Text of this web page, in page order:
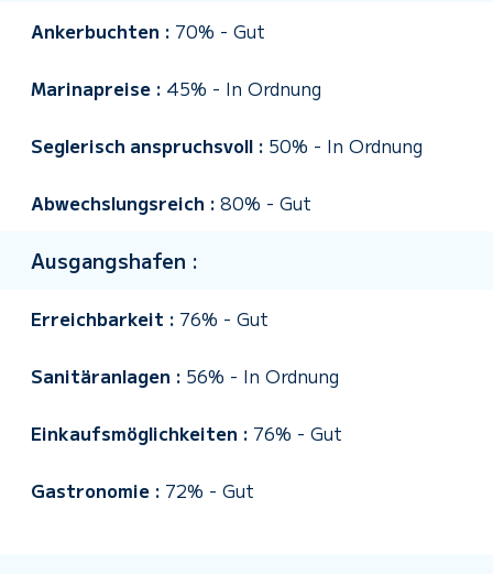
Ankerbuchten : 70% - Gut
Marinapreise : 45% - In Ordnung
Seglerisch anspruchsvoll : 50% - In Ordnung
Abwechslungsreich : 80% - Gut
Ausgangshafen :
Erreichbarkeit : 76% - Gut
Sanitäranlagen : 56% - In Ordnung
Einkaufsmöglichkeiten : 76% - Gut
Gastronomie : 72% - Gut